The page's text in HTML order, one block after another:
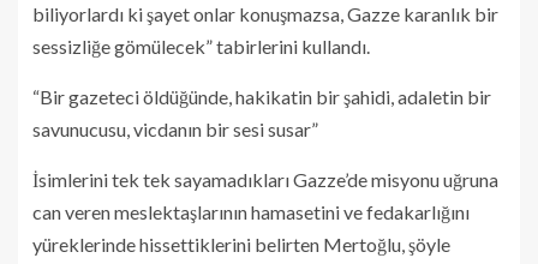
biliyorlardı ki şayet onlar konuşmazsa, Gazze karanlık bir
sessizliğe gömülecek” tabirlerini kullandı.
“Bir gazeteci öldüğünde, hakikatin bir şahidi, adaletin bir
savunucusu, vicdanın bir sesi susar”
İsimlerini tek tek sayamadıkları Gazze’de misyonu uğruna
can veren meslektaşlarının hamasetini ve fedakarlığını
yüreklerinde hissettiklerini belirten Mertoğlu, şöyle